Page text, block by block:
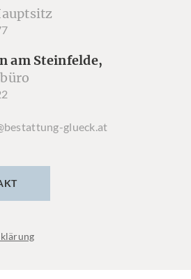
am Steinfelde,
glueck.at